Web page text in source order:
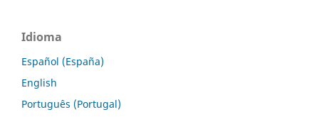
Idioma
Español (España)
English
Português (Portugal)